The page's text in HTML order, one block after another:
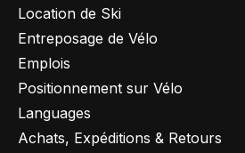
Location de Ski
Entreposage de Vélo
Emplois
Positionnement sur Vélo
Languages
Achats, Expéditions & Retours